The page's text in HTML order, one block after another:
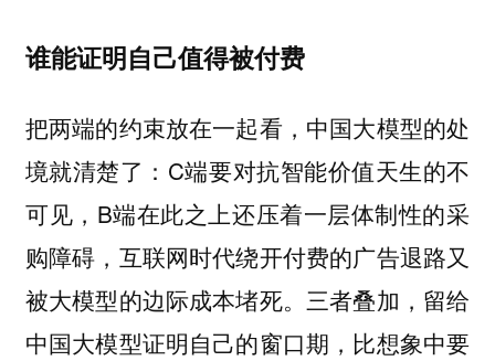
谁能证明自己值得被付费
把两端的约束放在一起看，中国大模型的处
境就清楚了：C端要对抗智能价值天生的不
可见，B端在此之上还压着一层体制性的采
购障碍，互联网时代绕开付费的广告退路又
被大模型的边际成本堵死。三者叠加，留给
中国大模型证明自己的窗口期，比想象中要